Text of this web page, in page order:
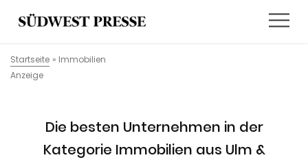
Startseite » Immobilien
Anzeige
Die besten Unternehmen in der
Kategorie Immobilien aus Ulm &